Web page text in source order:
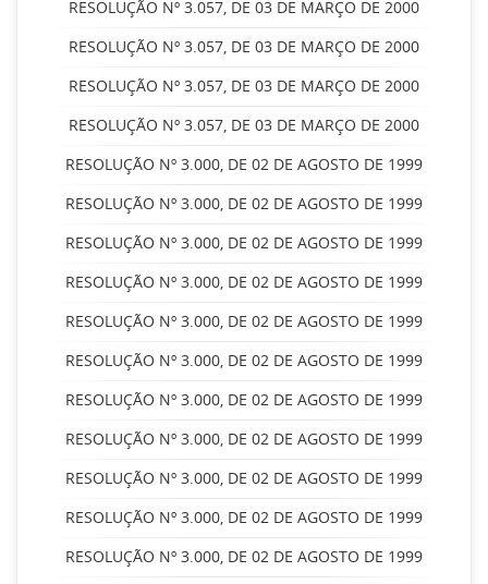
RESOLUÇÃO Nº 3.057, DE 03 DE MARÇO DE 2000
RESOLUÇÃO Nº 3.057, DE 03 DE MARÇO DE 2000
RESOLUÇÃO Nº 3.057, DE 03 DE MARÇO DE 2000
RESOLUÇÃO Nº 3.057, DE 03 DE MARÇO DE 2000
RESOLUÇÃO Nº 3.000, DE 02 DE AGOSTO DE 1999
RESOLUÇÃO Nº 3.000, DE 02 DE AGOSTO DE 1999
RESOLUÇÃO Nº 3.000, DE 02 DE AGOSTO DE 1999
RESOLUÇÃO Nº 3.000, DE 02 DE AGOSTO DE 1999
RESOLUÇÃO Nº 3.000, DE 02 DE AGOSTO DE 1999
RESOLUÇÃO Nº 3.000, DE 02 DE AGOSTO DE 1999
RESOLUÇÃO Nº 3.000, DE 02 DE AGOSTO DE 1999
RESOLUÇÃO Nº 3.000, DE 02 DE AGOSTO DE 1999
RESOLUÇÃO Nº 3.000, DE 02 DE AGOSTO DE 1999
RESOLUÇÃO Nº 3.000, DE 02 DE AGOSTO DE 1999
RESOLUÇÃO Nº 3.000, DE 02 DE AGOSTO DE 1999